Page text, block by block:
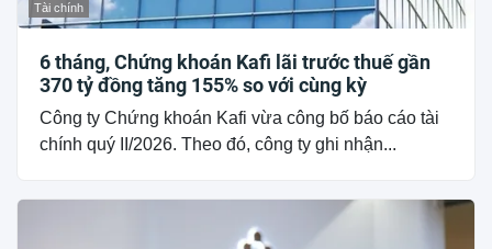
Tài chính
6 tháng, Chứng khoán Kafi lãi trước thuế gần
370 tỷ đồng tăng 155% so với cùng kỳ
Công ty Chứng khoán Kafi vừa công bố báo cáo tài
chính quý II/2026. Theo đó, công ty ghi nhận...